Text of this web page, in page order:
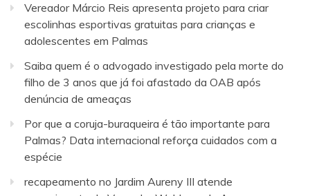
Vereador Márcio Reis apresenta projeto para criar
escolinhas esportivas gratuitas para crianças e
adolescentes em Palmas
Saiba quem é o advogado investigado pela morte do
filho de 3 anos que já foi afastado da OAB após
denúncia de ameaças
Por que a coruja-buraqueira é tão importante para
Palmas? Data internacional reforça cuidados com a
espécie
recapeamento no Jardim Aureny III atende